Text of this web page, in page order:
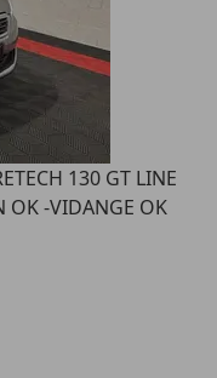
130 GT LINE
OK -VIDANGE OK